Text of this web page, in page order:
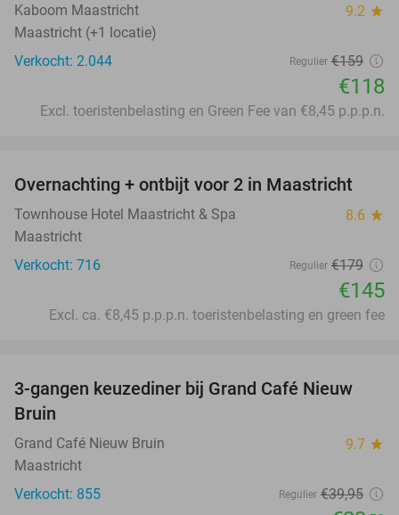
Kaboom Maastricht 9.2 star
Maastricht (+1 locatie)
Verkocht: 2.044
Regulier €159
€118
Excl. toeristenbelasting en Green Fee van €8,45 p.p.p.n.
19%
Overnachting + ontbijt voor 2 in Maastricht
Townhouse Hotel Maastricht & Spa 8.6 star
Maastricht
Verkocht: 716
Regulier €179
€145
Excl. ca. €8,45 p.p.p.n. toeristenbelasting en green fee
41%
3-gangen keuzediner bij Grand Café Nieuw
Bruin
Grand Café Nieuw Bruin 9.7 star
Maastricht
Verkocht: 855
Regulier €39,95